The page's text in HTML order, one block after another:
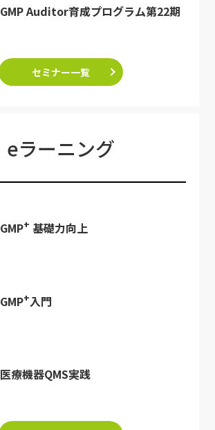
GMP Auditor育成プログラム第22期
セミナー一覧
eラーニング
GMP+ 基礎力向上
GMP+入門
医療機器QMS実践